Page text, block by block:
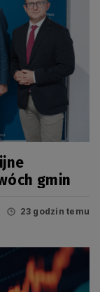
gmin
23 godzin temu